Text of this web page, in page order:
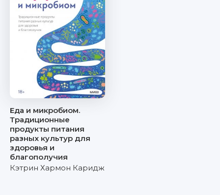
Еда и микробиом.
Традиционные
продукты питания
разных культур для
здоровья и
благополучия
Кэтрин Хармон Каридж